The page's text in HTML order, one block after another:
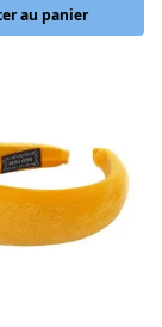
au panier